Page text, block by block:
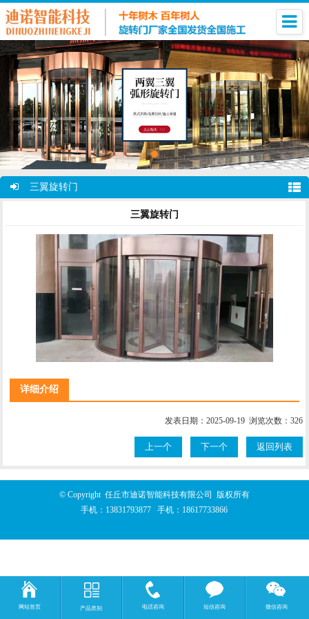
三翼旋转门
三翼旋转门
详细介绍
发表日期：2025-09-19 浏览次数：326
上一个 下一个 返回列表
© Copyright 任丘市迪诺智能科技有限公司 版权所有
手机： 13831793877 手机： 18617733866
网站首页 产品类别 电话咨询 短信咨询 微信咨询